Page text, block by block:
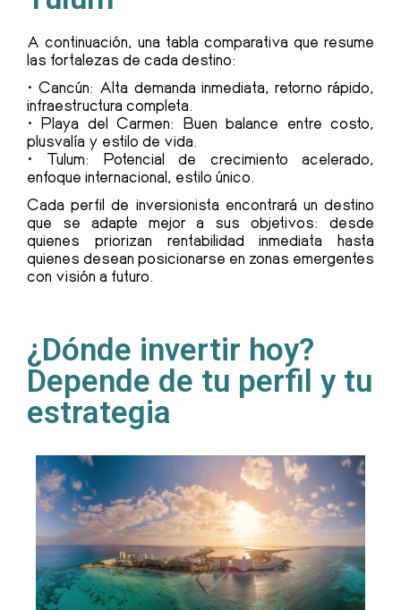
A continuación, una tabla comparativa que resume
las fortalezas de cada destino:
• Cancún: Alta demanda inmediata, retorno rápido,
infraestructura completa.
• Playa del Carmen: Buen balance entre costo,
plusvalía y estilo de vida.
• Tulum: Potencial de crecimiento acelerado,
enfoque internacional, estilo único.
Cada perfil de inversionista encontrará un destino
que se adapte mejor a sus objetivos: desde
quienes priorizan rentabilidad inmediata hasta
quienes desean posicionarse en zonas emergentes
con visión a futuro.
¿Dónde invertir hoy?
Depende de tu perfil y tu
estrategia